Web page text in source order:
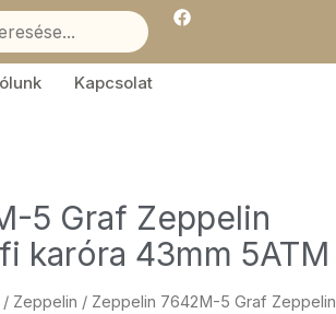
F
a
e
Kapcsolat
5 Graf Zeppelin
karóra 43mm 5ATM
/ Zeppelin / Zeppelin 7642M-5 Graf Zeppelin